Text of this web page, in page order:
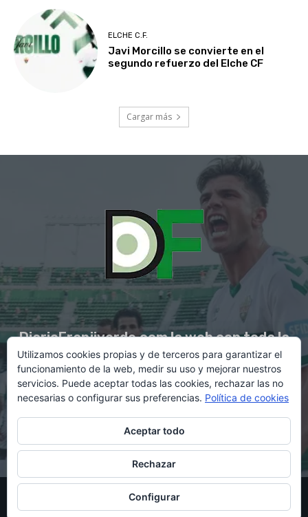
ELCHE C.F.
Javi Morcillo se convierte en el
segundo refuerzo del Elche CF
Cargar más
DiarioFranjiverde.com la web con toda la
información del Elche C.F.
Contacto en:diario@franjiverde.com
© Copyright 2021 - Gestión y diseño por Rubén Maestre
Política de cookies Política de privacidad
Utilizamos cookies propias y de terceros para garantizar el
funcionamiento de la web, medir su uso y mejorar nuestros
servicios. Puede aceptar todas las cookies, rechazar las no
necesarias o configurar sus preferencias. Política de cookies
Aceptar todo
Rechazar
Configurar